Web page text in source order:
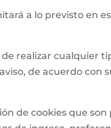
a lo previsto en
realizar cualquier
de acuerdo con
de cookies que